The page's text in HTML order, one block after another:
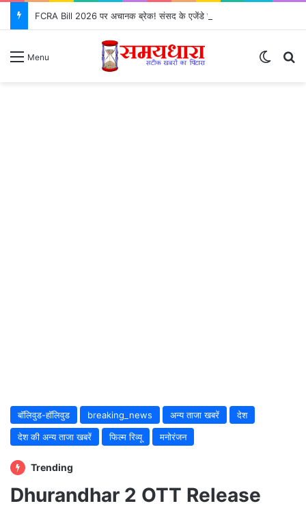
FCRA Bill 2026 पर अचानक ब्रेक! संसद के एजेंडे से क्यों गायब हुआ?
Menu
बॉलिवुड-हॉलिवुड breaking_news अन्य ताजा खबरें
देश
देश की अन्य ताजा खबरें
फिल्म रिव्यू मनोरंजन
Trending
Dhurandhar 2 OTT Release